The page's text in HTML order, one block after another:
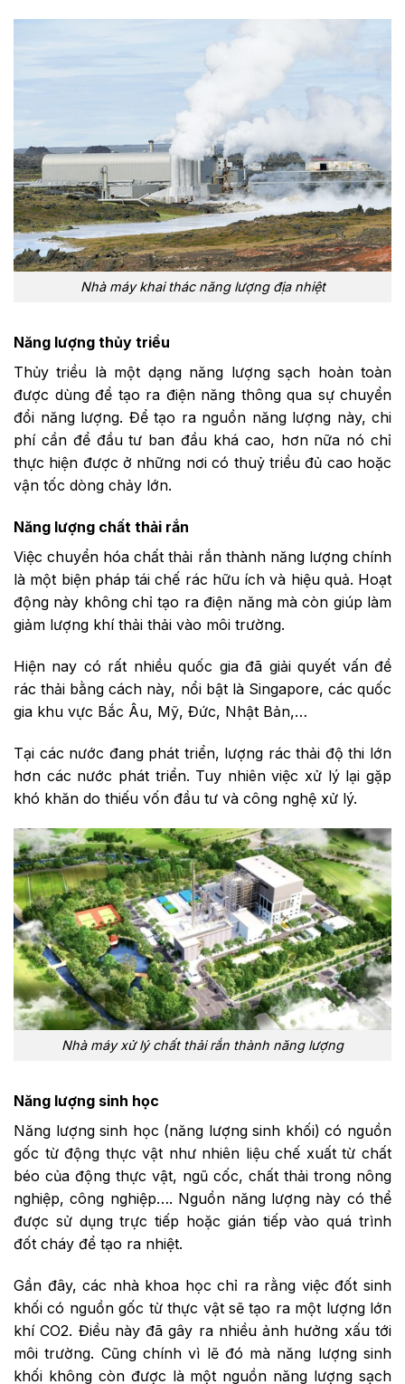
Nhà máy khai thác năng lượng địa nhiệt
Năng lượng thủy triều
Thủy triều là một dạng năng lượng sạch hoàn toàn
được dùng để tạo ra điện năng thông qua sự chuyển
đổi năng lượng. Để tạo ra nguồn năng lượng này, chi
phí cần để đầu tư ban đầu khá cao, hơn nữa nó chỉ
thực hiện được ở những nơi có thuỷ triều đủ cao hoặc
vận tốc dòng chảy lớn.
Năng lượng chất thải rắn
Việc chuyển hóa chất thải rắn thành năng lượng chính
là một biện pháp tái chế rác hữu ích và hiệu quả. Hoạt
động này không chỉ tạo ra điện năng mà còn giúp làm
giảm lượng khí thải thải vào môi trường.
Hiện nay có rất nhiều quốc gia đã giải quyết vấn đề
rác thải bằng cách này, nổi bật là Singapore, các quốc
gia khu vực Bắc Âu, Mỹ, Đức, Nhật Bản,…
Tại các nước đang phát triển, lượng rác thải độ thi lớn
hơn các nước phát triển. Tuy nhiên việc xử lý lại gặp
khó khăn do thiếu vốn đầu tư và công nghệ xử lý.
Nhà máy xử lý chất thải rắn thành năng lượng
Năng lượng sinh học
Năng lượng sinh học (năng lượng sinh khối) có nguồn
gốc từ động thực vật như nhiên liệu chế xuất từ chất
béo của động thực vật, ngũ cốc, chất thải trong nông
nghiệp, công nghiệp…. Nguồn năng lượng này có thể
được sử dụng trực tiếp hoặc gián tiếp vào quá trình
đốt cháy để tạo ra nhiệt.
Gần đây, các nhà khoa học chỉ ra rằng việc đốt sinh
khối có nguồn gốc từ thực vật sẽ tạo ra một lượng lớn
khí CO2. Điều này đã gây ra nhiều ảnh hưởng xấu tới
môi trường. Cũng chính vì lẽ đó mà năng lượng sinh
khối không còn được là một nguồn năng lượng sạch